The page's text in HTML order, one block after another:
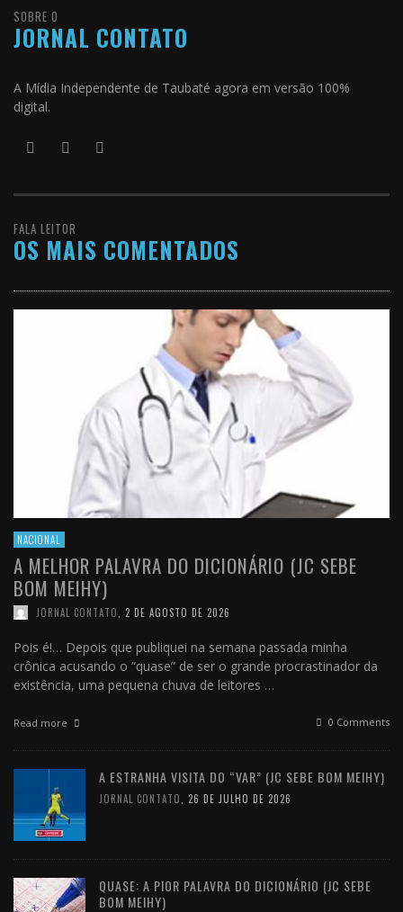
SOBRE O
JORNAL CONTATO
A Mídia Independente de Taubaté agora em versão 100%
digital.
FALA LEITOR
OS MAIS COMENTADOS
NACIONAL
A MELHOR PALAVRA DO DICIONÁRIO (JC SEBE
BOM MEIHY)
JORNAL CONTATO 2 DE AGOSTO DE 2026
Pois é!… Depois que publiquei na semana passada minha
crônica acusando o “quase” de ser o grande procrastinador da
existência, uma pequena chuva de leitores …
Read more 0 Comments
A ESTRANHA VISITA DO “VAR” (JC SEBE BOM MEIHY)
JORNAL CONTATO 26 DE JULHO DE 2026
QUASE: A PIOR PALAVRA DO DICIONÁRIO (JC SEBE
BOM MEIHY)